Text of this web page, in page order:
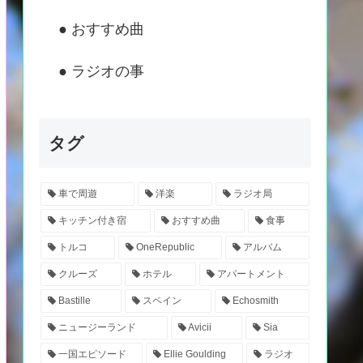
● おすすめ曲
● ラジオの事
タグ
車で周遊 洋楽 ラジオ局
キッチン付き宿 おすすめ曲 食事
トルコ OneRepublic アルバム
クルーズ ホテル アパートメント
Bastille スペイン Echosmith
ニュージーランド Avicii Sia
一国エピソード Ellie Goulding ラジオ